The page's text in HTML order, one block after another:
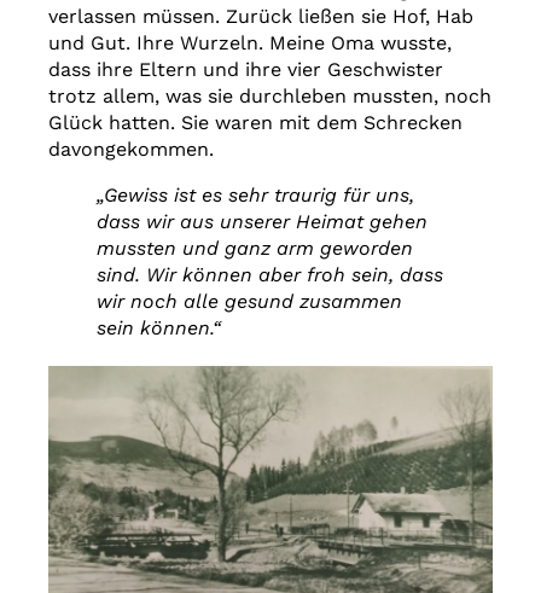
verlassen müssen. Zurück ließen sie Hof, Hab
und Gut. Ihre Wurzeln. Meine Oma wusste,
dass ihre Eltern und ihre vier Geschwister
trotz allem, was sie durchleben mussten, noch
Glück hatten. Sie waren mit dem Schrecken
davongekommen.
„Gewiss ist es sehr traurig für uns,
dass wir aus unserer Heimat gehen
mussten und ganz arm geworden
sind. Wir können aber froh sein, dass
wir noch alle gesund zusammen
sein können.“